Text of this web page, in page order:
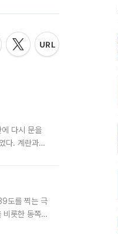
다시 문을
다. 계란과
도를 찍는 극
비롯한 동쪽